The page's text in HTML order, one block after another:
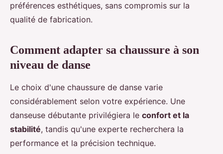
préférences esthétiques, sans compromis sur la
qualité de fabrication.
Comment adapter sa chaussure à son
niveau de danse
Le choix d'une chaussure de danse varie
considérablement selon votre expérience. Une
danseuse débutante privilégiera le confort et la
stabilité, tandis qu'une experte recherchera la
performance et la précision technique.